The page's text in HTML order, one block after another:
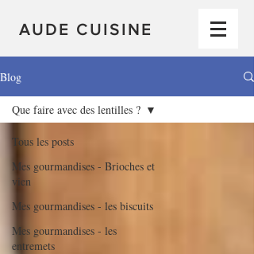
AUDE CUISINE
Blog
Tous les posts
Mes gourmandises - Brioches et
vien
Mes gourmandises - les biscuits
Mes gourmandises - les
entremets
Que faire avec des lentilles ?